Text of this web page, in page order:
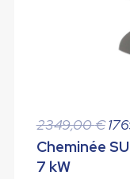
2349,00€ Le
prix
Cheminée
7 kW